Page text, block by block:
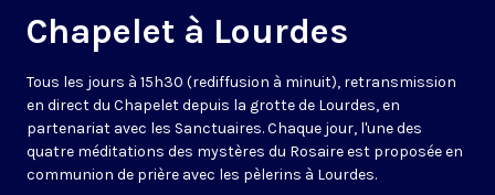
Chapelet à Lourdes
Tous les jours à 15h30 (rediffusion à minuit), retransmission
en direct du Chapelet depuis la grotte de Lourdes, en
partenariat avec les Sanctuaires. Chaque jour, l'une des
quatre méditations des mystères du Rosaire est proposée en
communion de prière avec les pèlerins à Lourdes.